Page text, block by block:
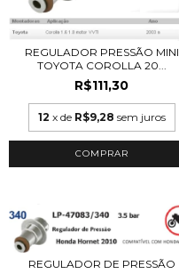
REGULADOR PRESSÃO MINI
TOYOTA COROLLA 20...
R$111,30
12 x de R$9,28 sem juros
REGULADOR DE PRESSÃO